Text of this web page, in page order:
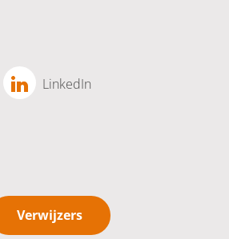
LinkedIn
Verwijzers